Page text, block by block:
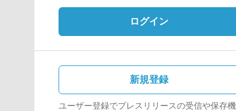
ログイン
新規登録
ユーザー登録でプレスリリースの受信や保存機